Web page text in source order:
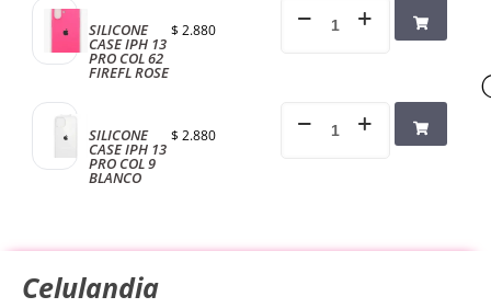
SILICONE
CASE IPH 13
PRO COL 62
FIREFL ROSE
$ 2.880
SILICONE
CASE IPH 13
PRO COL 9
BLANCO
$ 2.880
Celulandia